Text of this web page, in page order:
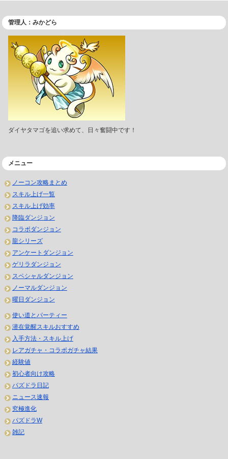
管理人：みかどら
ダイヤタマゴを追い求めて、日々奮闘中です！
メニュー
ノーコン攻略まとめ
スキル上げ一覧
スキル上げ効率
降臨ダンジョン
コラボダンジョン
龍シリーズ
アンケートダンジョン
ゲリラダンジョン
スペシャルダンジョン
ノーマルダンジョン
曜日ダンジョン
使い道とパーティー
潜在覚醒スキルおすすめ
入手方法・スキル上げ
レアガチャ・コラボガチャ結果
経験値
初心者向け攻略
パズドラ日記
ニュース速報
究極進化
パズドラW
雑記